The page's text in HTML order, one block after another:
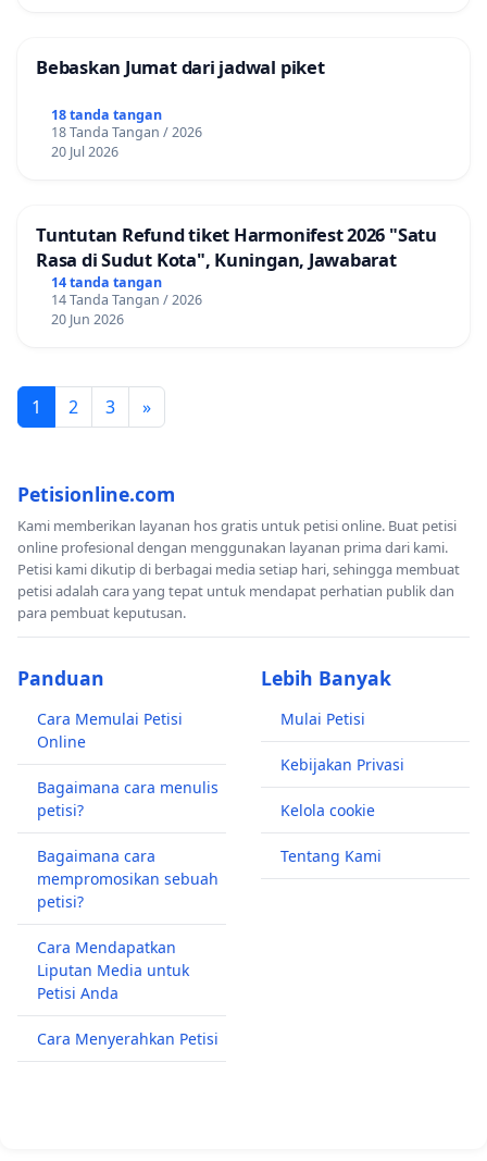
Bebaskan Jumat dari jadwal piket
18 tanda tangan
18 Tanda Tangan / 2026
20 Jul 2026
Tuntutan Refund tiket Harmonifest 2026 "Satu
Rasa di Sudut Kota", Kuningan, Jawabarat
14 tanda tangan
14 Tanda Tangan / 2026
20 Jun 2026
1 2 3 »
Petisionline.com
Kami memberikan layanan hos gratis untuk petisi online. Buat petisi
online profesional dengan menggunakan layanan prima dari kami.
Petisi kami dikutip di berbagai media setiap hari, sehingga membuat
petisi adalah cara yang tepat untuk mendapat perhatian publik dan
para pembuat keputusan.
Panduan
Cara Memulai Petisi
Online
Bagaimana cara menulis
petisi?
Bagaimana cara
mempromosikan sebuah
petisi?
Cara Mendapatkan
Liputan Media untuk
Petisi Anda
Cara Menyerahkan Petisi
Lebih Banyak
Mulai Petisi
Kebijakan Privasi
Kelola cookie
Tentang Kami